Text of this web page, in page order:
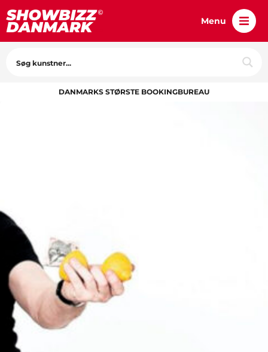
Menu
DANMARKS STØRSTE BOOKINGBUREAU
HJEM